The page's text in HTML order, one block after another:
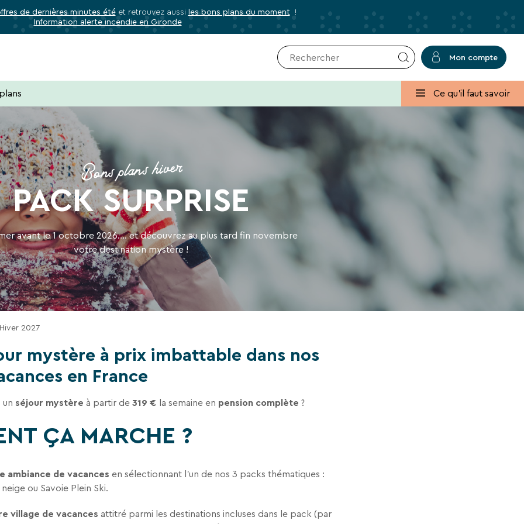
de dernières minutes étéet retrouvez aussi les bons plans du moment !
Information alerte incendie en Gironde
Mon compte
Ce qu'il faut savoir
Bons plans hiver
PACK SURPRISE
avant le 1 octobre 2026.... et découvrez au plus tard fin novembre
votre destination mystère !
2027
mystère à prix imbattable dans nos
en France
séjour mystère à partir de319 € la semaine en pension complète ?
ÇA MARCHE ?
ambiance de vacances en sélectionnant l'un de nos 3 packs thématiques :
ou Savoie Plein Ski.
village de vacances attitré parmi les destinations incluses dans le pack (par
✕ Fermer
de tous les avantages VTF, des offres exclusives et des bons plans pour vos
dans votre boîte mail, toutes les nouveautés, bons plans, promos, idées de séjours ou conseils
liens de désinscription ou en écrivant
✕ Fermer